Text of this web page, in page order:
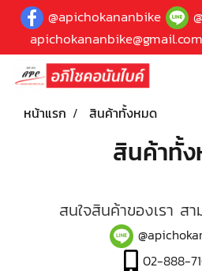
@apichokananbike
apichokananbike@gmail.com
หน้าแรก สินค้าทั้งหมด
สินค้าทั้
สนใจสินค้าของเรา ส
02-888-